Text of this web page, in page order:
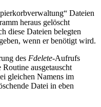
Dateien
heraus gelöscht
diese Dateien belegten
wenn er benötigt wird.
des Fdelete-Aufrufs
ausgetauscht
gleichen Namens im
Datei in eben